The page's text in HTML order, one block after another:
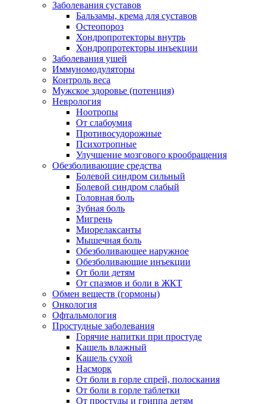
Заболевания суставов
Бальзамы, крема для суставов
Остеопороз
Хондропротекторы внутрь
Хондропротекторы инъекции
Заболевания ушей
Иммуномодуляторы
Контроль веса
Мужское здоровье (потенция)
Неврология
Ноотропы
От слабоумия
Противосудорожные
Психотропные
Улучшение мозгового крообращения
Обезболивающие средства
Болевой синдром сильный
Болевой синдром слабый
Головная боль
Зубная боль
Мигрень
Миорелаксанты
Мышечная боль
Обезболивающее наружное
Обезболивающие инъекции
От боли детям
От спазмов и боли в ЖКТ
Обмен веществ (гормоны)
Онкология
Офтальмология
Простудные заболевания
Горячие напитки при простуде
Кашель влажный
Кашель сухой
Насморк
От боли в горле спрей, полоскания
От боли в горле таблетки
От простуды и гриппа детям